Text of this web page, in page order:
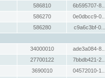
586810 6b595707-8...
586270 0e0dbcc9-0...
586280 c9a6c3bf-0...
34000010 ade3a084-8...
27700122 7bbdb421-2...
3690010 04572010-1...